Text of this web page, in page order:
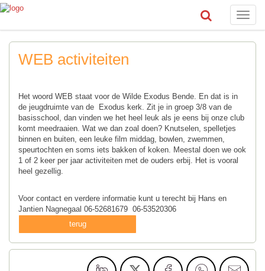
Toggle
WEB activiteiten
Het woord WEB staat voor de Wilde Exodus Bende. En dat is in
de jeugdruimte van de Exodus kerk. Zit je in groep 3/8 van de
basisschool, dan vinden we het heel leuk als je eens bij onze club
komt meedraaien. Wat we dan zoal doen? Knutselen, spelletjes
binnen en buiten, een leuke film middag, bowlen, zwemmen,
speurtochten en soms iets bakken of koken. Meestal doen we ook
1 of 2 keer per jaar activiteiten met de ouders erbij. Het is vooral
heel gezellig.
Voor contact en verdere informatie kunt u terecht bij Hans en
Jantien Nagnegaal 06-52681679 06-53520306
terug